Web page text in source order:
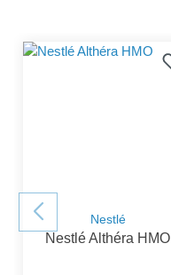
Nestlé
Nestlé Althéra HMO